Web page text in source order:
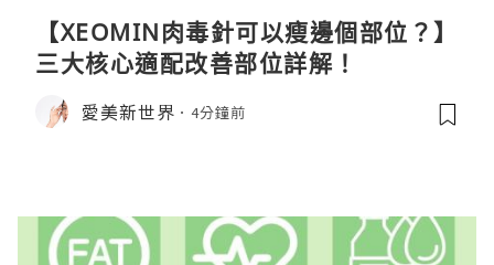
【XEOMIN肉毒針可以瘦邊個部位？】
三大核心適配改善部位詳解！
愛美新世界 4分鐘前